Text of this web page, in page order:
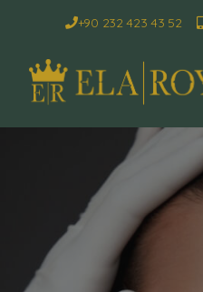
+90 232 423 43 52